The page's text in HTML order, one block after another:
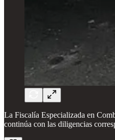
La Fiscalía Especializada en
continúa con las diligencias